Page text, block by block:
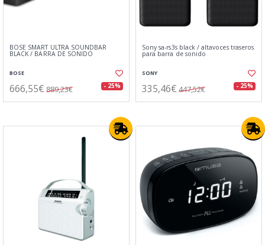
BOSE SMART ULTRA SOUNDBAR
BLACK / BARRA DE SONIDO
BOSE
666,55€ 889,23€ - 25%
Sony sa-rs3s black / altavoces traseros
para barra de sonido
SONY
335,46€ 447,52€ - 25%